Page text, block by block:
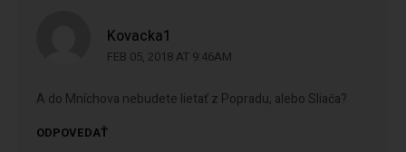
Kovacka1
FEB 05, 2018 AT 9:46AM
A do Mníchova nebudete lietať z Popradu, alebo Sliača?
ODPOVEDAŤ